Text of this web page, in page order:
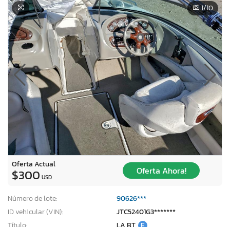
1/10
Oferta Actual
$300 USD
Oferta Ahora!
Número de lote:
90626***
ID vehicular (VIN):
JTC52401G3*******
×